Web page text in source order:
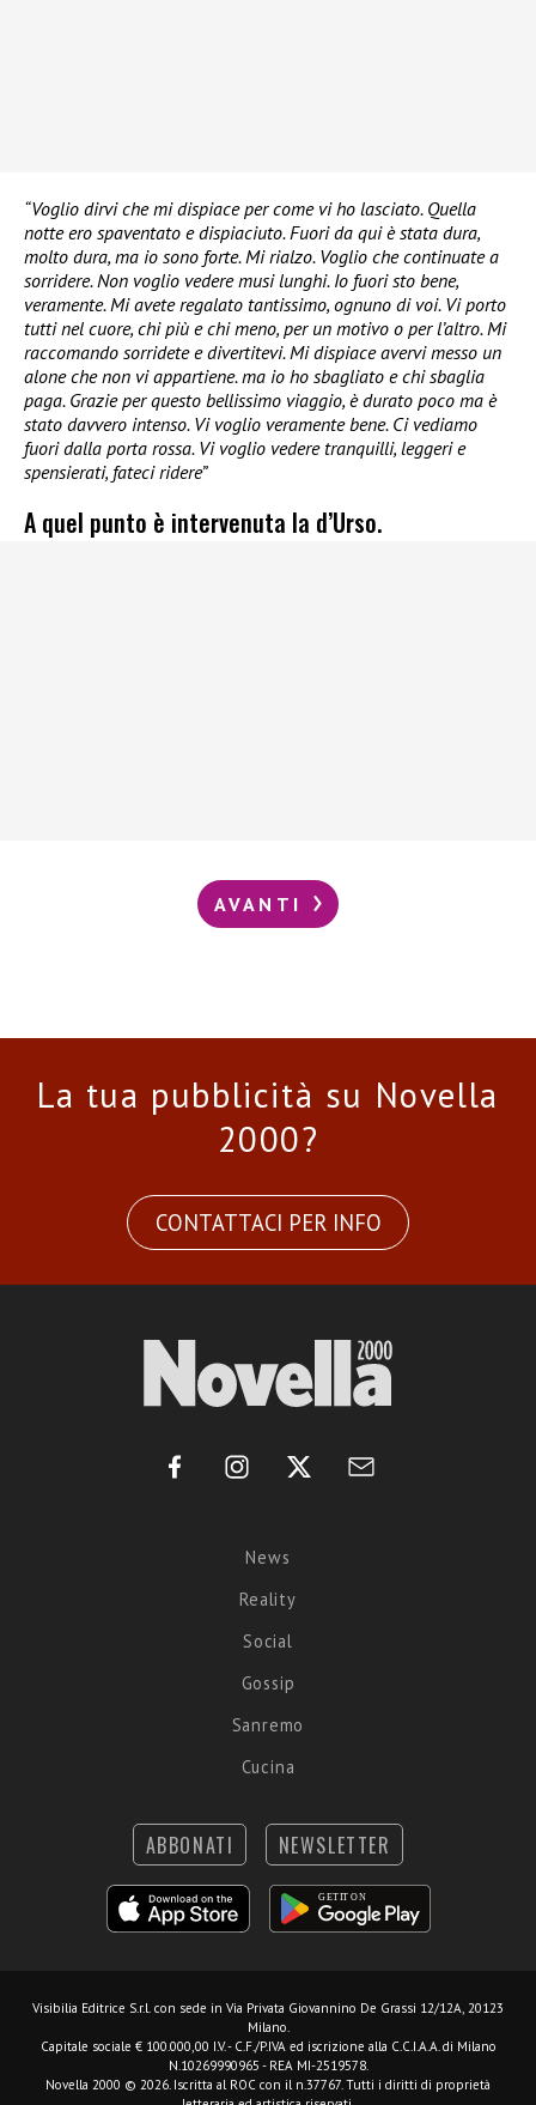
“Voglio dirvi che mi dispiace per come vi ho lasciato. Quella
notte ero spaventato e dispiaciuto. Fuori da qui è stata dura,
molto dura, ma io sono forte. Mi rialzo. Voglio che continuate a
sorridere. Non voglio vedere musi lunghi. Io fuori sto bene,
veramente. Mi avete regalato tantissimo, ognuno di voi. Vi porto
tutti nel cuore, chi più e chi meno, per un motivo o per l’altro. Mi
raccomando sorridete e divertitevi. Mi dispiace avervi messo un
alone che non vi appartiene. ma io ho sbagliato e chi sbaglia
paga. Grazie per questo bellissimo viaggio, è durato poco ma è
stato davvero intenso. Vi voglio veramente bene. Ci vediamo
fuori dalla porta rossa. Vi voglio vedere tranquilli, leggeri e
spensierati, fateci ridere”
A quel punto è intervenuta la d’Urso.
AVANTI
La tua pubblicità su Novella
2000?
CONTATTACI PER INFO
News
Reality
Social
Gossip
Sanremo
Cucina
ABBONATI NEWSLETTER
Visibilia Editrice S.r.l. con sede in Via Privata Giovannino De Grassi 12/12A, 20123
Milano.
Capitale sociale € 100.000,00 I.V. - C.F./P.IVA ed iscrizione alla C.C.I.A.A. di Milano
N.10269990965 - REA MI-2519578.
Novella 2000 © 2026. Iscritta al ROC con il n.37767. Tutti i diritti di proprietà